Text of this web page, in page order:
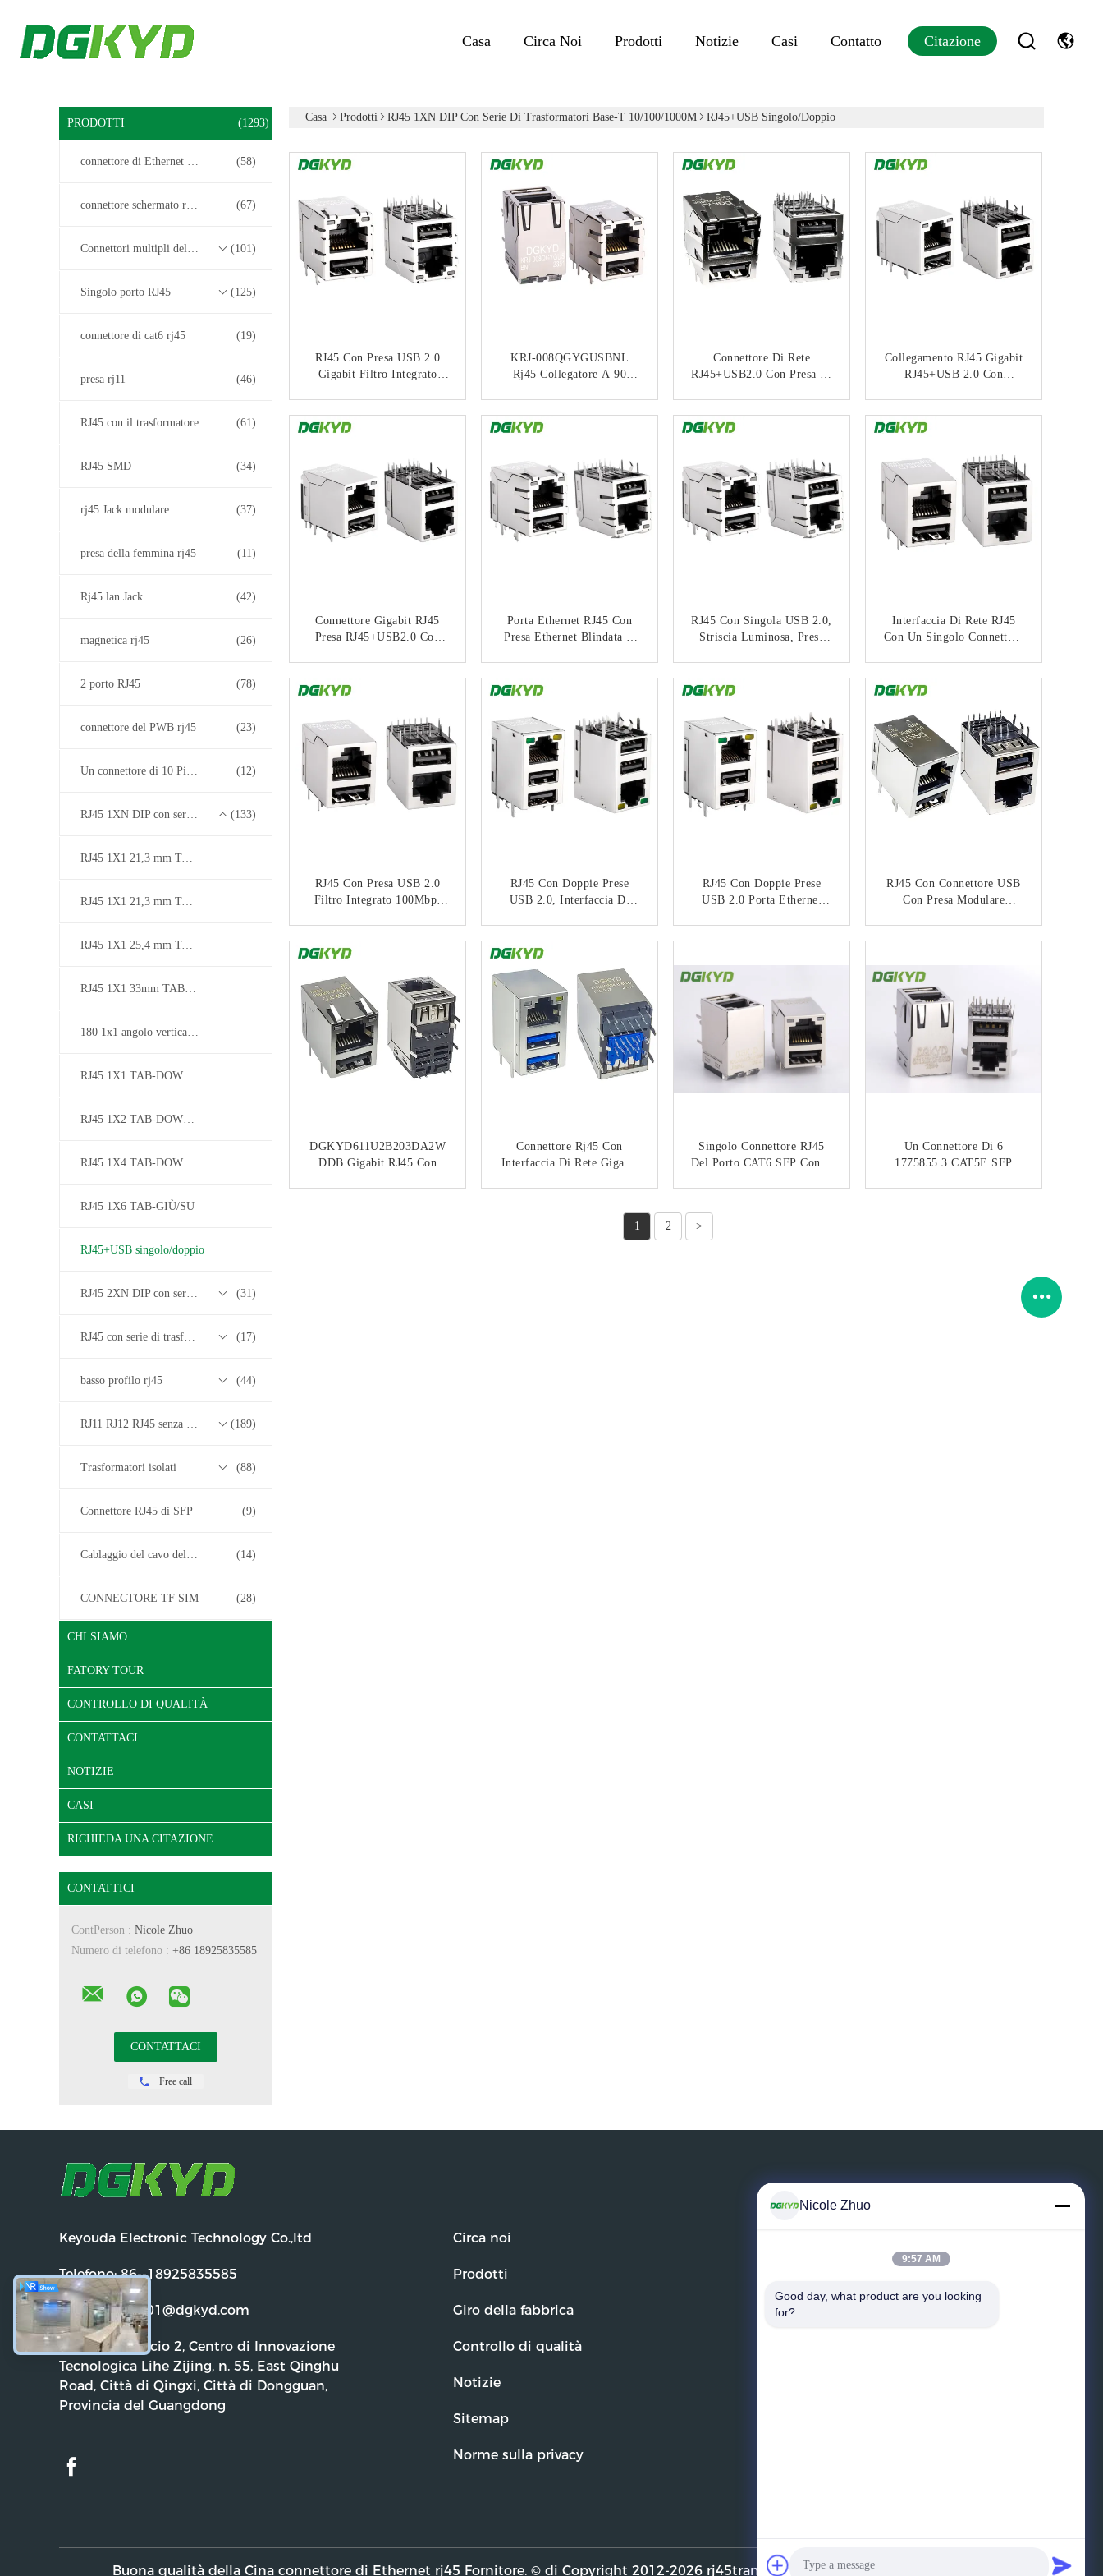
Casa Circa Noi Prodotti Notizie Casi Contatto Citazione
PRODOTTI (1293)
connettore di Ethernet rj45 (58)
connettore schermato rj45 (67)
Connettori multipli del porto RJ45 (101)
Singolo porto RJ45 (125)
connettore di cat6 rj45 (19)
presa rj11 (46)
RJ45 con il trasformatore (61)
RJ45 SMD (34)
rj45 Jack modulare (37)
presa della femmina rj45 (11)
Rj45 lan Jack (42)
magnetica rj45 (26)
2 porto RJ45 (78)
connettore del PWB rj45 (23)
Un connettore di 10 Pin RJ45 (12)
RJ45 1XN DIP con serie di trasformatori base-T 10/100/1000M (133)
RJ45 1X1 21,3 mm TAB-DOWN
RJ45 1X1 21,3 mm TAB-UP
RJ45 1X1 25,4 mm TAB-UP
RJ45 1X1 33mm TAB-UP
180 1x1 angolo verticale /entrata superiore
RJ45 1X1 TAB-DOWN / UP
RJ45 1X2 TAB-DOWN / UP
RJ45 1X4 TAB-DOWN / UP
RJ45 1X6 TAB-GIÙ/SU
RJ45+USB singolo/doppio
RJ45 2XN DIP con serie di trasformatori base-T 10/100/1000M (31)
RJ45 con serie di trasformatori 2.5G/5G/10G Base-T (17)
basso profilo rj45 (44)
RJ11 RJ12 RJ45 senza serie di trasformatori (189)
Trasformatori isolati (88)
Connettore RJ45 di SFP (9)
Cablaggio del cavo del connettore (14)
CONNECTORE TF SIM (28)
CHI SIAMO
FATORY TOUR
CONTROLLO DI QUALITÀ
CONTATTACI
NOTIZIE
CASI
RICHIEDA UNA CITAZIONE
CONTATTICI
ContPerson : Nicole Zhuo
Numero di telefono : +86 18925835585
Free call
Casa Prodotti RJ45 1XN DIP Con Serie Di Trasformatori Base-T 10/100/1000M RJ45+USB Singolo/doppio
RJ45 Con Presa USB 2.0
Gigabit Filtro Integrato
CONTATTACI
KRJ-008QGYGUSBNL
Rj45 Collegatore A 90
CONTATTACI
Connettore Di Rete
RJ45+USB2.0 Con Presa Di
DGKYD611U2Q008DF5W
CONTATTACI
Collegamento RJ45 Gigabit
RJ45+USB 2.0 Con
CONTATTACI
Connettore Gigabit RJ45
Presa RJ45+USB2.0 Con
CONTATTACI
Porta Ethernet RJ45 Con
Presa Ethernet Blindata A
CONTATTACI
RJ45 Con Singola USB 2.0,
Striscia Luminosa, Presa
KRJ-007YGUSBNL
CONTATTACI
Interfaccia Di Rete RJ45
Con Un Singolo Connettore
CONTATTACI
RJ45 Con Presa USB 2.0
Filtro Integrato 100Mbps
007DWWUSBNL
CONTATTACI
RJ45 Con Doppie Prese
USB 2.0, Interfaccia Di
D080 Schermato
CONTATTACI
RJ45 Con Doppie Prese
USB 2.0 Porta Ethernet
CONTATTACI
RJ45 Con Connettore USB
Con Presa Modulare
CONTATTACI
DGKYD611U2B203DA2W
DDB Gigabit RJ45 Con
Connettore Rj45 Con
Interfaccia Di Rete Gigabit
Dgkyd711u3q534af5wdt3b0
Singolo Connettore RJ45
Del Porto CAT6 SFP Con Il
Un Connettore Di 6
1775855 3 CAT5E SFP
1 2 >
Keyouda Electronic Technology Co.,ltd
Telefono:86--18925835585
Email:dgkyd01@dgkyd.com
Indirizzo:
Edificio 2, Centro di Innovazione
Tecnologica Lihe Zijing, n. 55, East Qinghu
Road, Città di Qingxi, Città di Dongguan,
Provincia del Guangdong
Circa noi
Prodotti
Giro della fabbrica
Controllo di qualità
Notizie
Sitemap
Norme sulla privacy
Buona qualità della Cina connettore di Ethernet rj45 Fornitore. © di Copyright 2012-2026 rj45transformer.com . Tutti i diritti riservati.
Nicole Zhuo
9:57 AM
Good day, what product are you looking
for?